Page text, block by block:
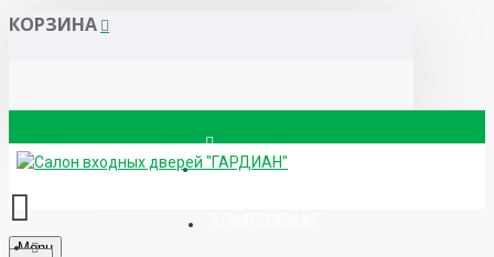
КОРЗИНА
Вызвать замерщика
Menu